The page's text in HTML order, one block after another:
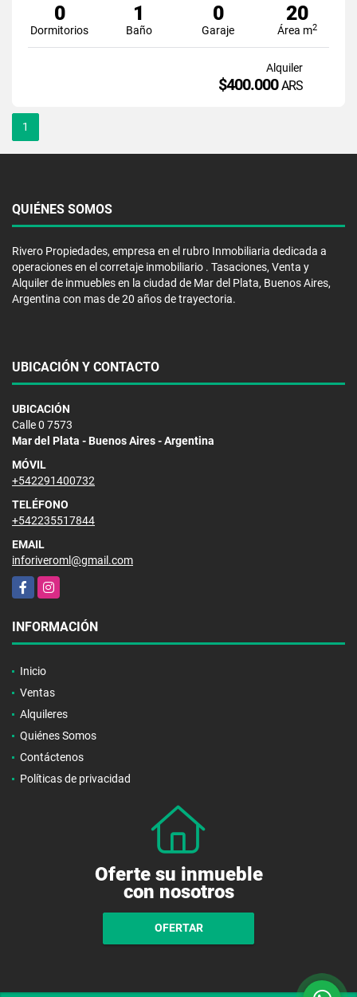
0
Dormitorios
1
Baño
0
Garaje
20
Área m2
Alquiler
$400.000ARS
1
QUIÉNES SOMOS
Rivero Propiedades, empresa en el rubro Inmobiliaria dedicada a
operaciones en el corretaje inmobiliario . Tasaciones, Venta y
Alquiler de inmuebles en la ciudad de Mar del Plata, Buenos Aires,
Argentina con mas de 20 años de trayectoria.
UBICACIÓN Y CONTACTO
UBICACIÓN
Calle 0 7573
Mar del Plata - Buenos Aires - Argentina
MÓVIL
+542291400732
TELÉFONO
+542235517844
EMAIL
inforiveroml@gmail.com
FacebookInstagram
INFORMACIÓN
Inicio
Ventas
Alquileres
Quiénes Somos
Contáctenos
Políticas de privacidad
Oferte su inmueble
con nosotros
OFERTAR